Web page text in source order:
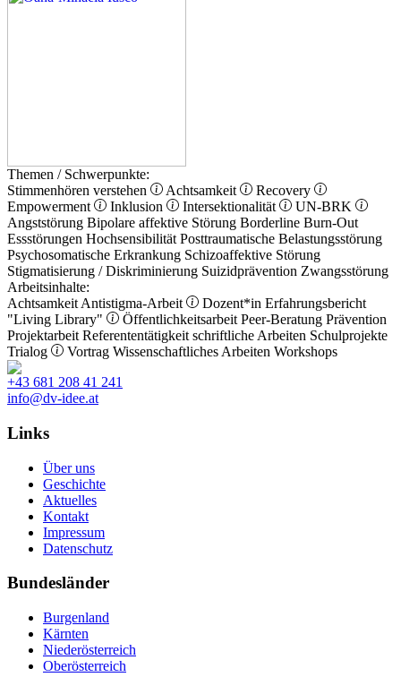
Themen / Schwerpunkte:
Stimmenhören verstehen
Achtsamkeit
Recovery
Empowerment
Inklusion Intersektionalität
UN-BRK
Angststörung Bipolare affektive Störung Borderline Burn-Out
Essstörungen Hochsensibilität Posttraumatische Belastungsstörung
Psychosomatische Erkrankung Schizoaffektive Störung
Stigmatisierung / Diskriminierung Suizidprävention Zwangsstörung
Arbeitsinhalte:
Achtsamkeit Antistigma-Arbeit Dozent*in Erfahrungsbericht
"Living Library"
Öffentlichkeitsarbeit Peer-Beratung Prävention
Projektarbeit Referententätigkeit schriftliche Arbeiten Schulprojekte
Trialog
Vortrag Wissenschaftliches Arbeiten Workshops
+43 681 208 41 241
info@dv-idee.at
Links
Über uns
Geschichte
Aktuelles
Kontakt
Impressum
Datenschutz
Bundesländer
Burgenland
Kärnten
Niederösterreich
Oberösterreich